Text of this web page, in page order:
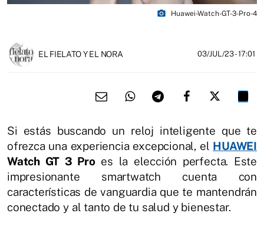
photo_camera Huawei-Watch-GT-3-Pro-4
EL FIELATO Y EL NORA 03/JUL/23- 17:01
Si estás buscando un reloj inteligente que te
ofrezca una experiencia excepcional, el HUAWEI
Watch GT 3 Proes la elección perfecta. Este
impresionante smartwatch cuenta con
características de vanguardia que te mantendrán
conectado y al tanto de tu salud y bienestar.